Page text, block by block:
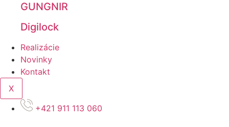
GUNGNIR
Digilock
Realizácie
Novinky
Kontakt
X
+421 911 113 060